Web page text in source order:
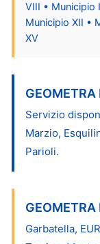
VIII • Municipio
Municipio XII •
XV
GEOMETRA
Servizio
Marzio,
Parioli.
GEOMETRA
Garbatella,